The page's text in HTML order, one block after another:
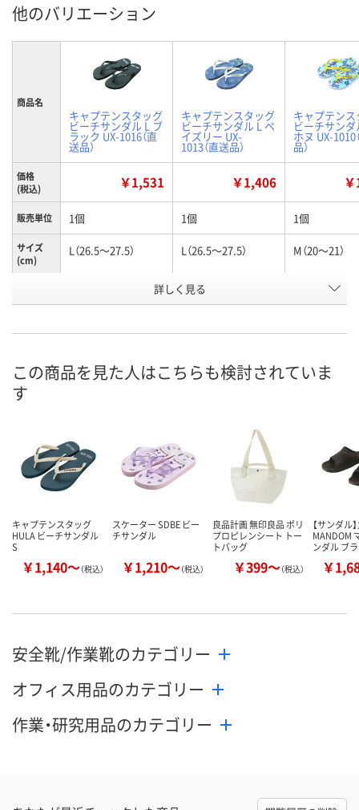
他のバリエーション
商品名
キャプテンスタッグ
ビーチサンダル L ブ
ラック UX-1016（直
送品）
キャプテンスタッグ
ビーチサンダル L ペ
イズリー UX-
1013（直送品）
キャプテン
ビーチサン
ホヌ UX-1010
品）
価格
(税込)
￥1,531 ￥1,406
販売単位 1個 1個 1個
サイズ
(cm)
L（26.5～27.5） L（26.5～27.5） M（20～21）
ペイズリー
号
お届け日
詳しく見る
この商品を見た人はこちらも検討されていま
す
キャプテンスタッグ
HULA ビーチサンダル
S
￥1,140～（税込）
スケーター SDBE ビー
チサンダル
￥1,210～（税込）
良品計画 無印良品 ポリ
プロピレンシート トー
トバッグ
￥399～（税込）
【サンダル
MANDOM
ンダル ブ
￥
安全靴/作業靴のカテゴリー
オフィス用品のカテゴリー
作業・研究用品のカテゴリー